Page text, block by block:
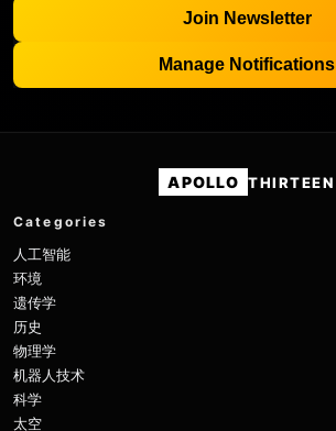
Join Newsletter
Manage Notifications
APOLLO THIRTEEN
Categories
人工智能
环境
遗传学
历史
物理学
机器人技术
科学
太空